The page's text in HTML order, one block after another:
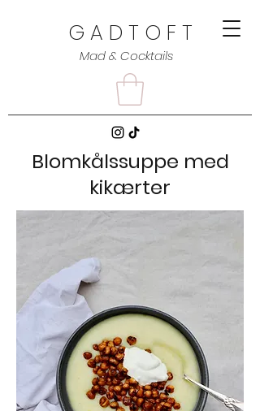
G A D T O F T
Mad & Cocktails
Blomkålssuppe med
kikærter